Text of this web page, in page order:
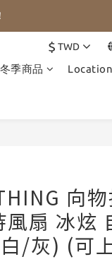
$ TWD
冬季商品 Location
向
風扇 冰炫
/灰) (可